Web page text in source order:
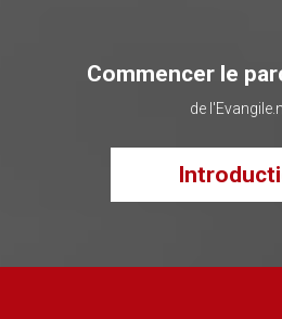
Commencer le
de